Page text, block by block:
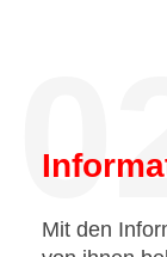
Mit den